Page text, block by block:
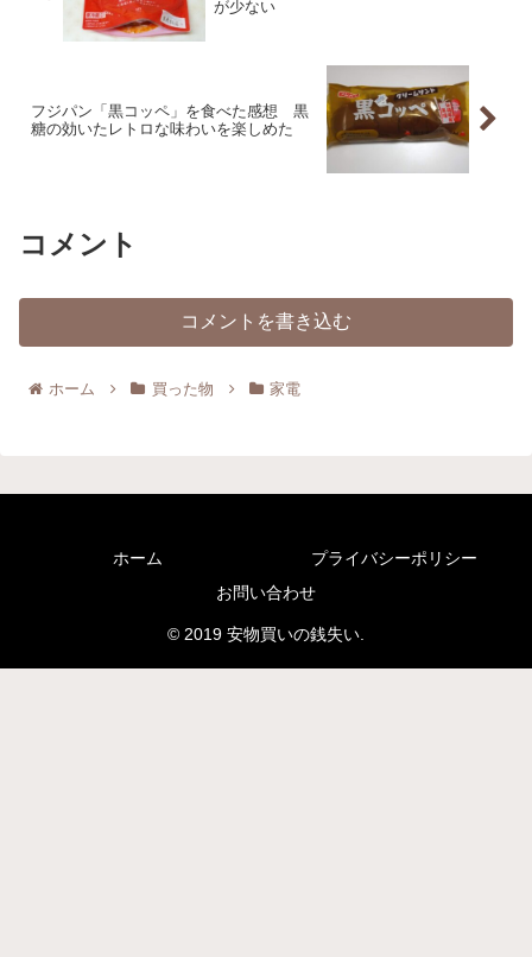
が少ない
フジパン「黒コッペ」を食べた感想 黒
糖の効いたレトロな味わいを楽しめた
コメント
コメントを書き込む
ホーム 買った物 家電
ホーム
プライバシーポリシー
お問い合わせ
© 2019 安物買いの銭失い.